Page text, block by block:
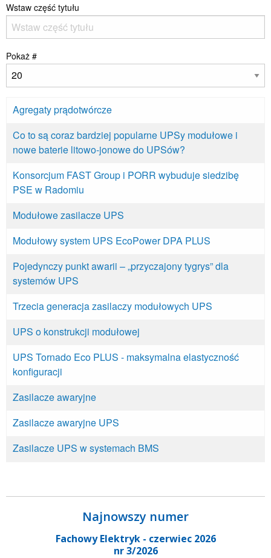
Wstaw część tytułu
Pokaż #
Agregaty prądotwórcze
Co to są coraz bardziej popularne UPSy modułowe i
nowe baterie litowo-jonowe do UPSów?
Konsorcjum FAST Group i PORR wybuduje siedzibę
PSE w Radomiu
Modułowe zasilacze UPS
Modułowy system UPS EcoPower DPA PLUS
Pojedynczy punkt awarii – „przyczajony tygrys” dla
systemów UPS
Trzecia generacja zasilaczy modułowych UPS
UPS o konstrukcji modułowej
UPS Tornado Eco PLUS - maksymalna elastyczność
konfiguracji
Zasilacze awaryjne
Zasilacze awaryjne UPS
Zasilacze UPS w systemach BMS
Najnowszy numer
Fachowy Elektryk - czerwiec 2026
nr 3/2026